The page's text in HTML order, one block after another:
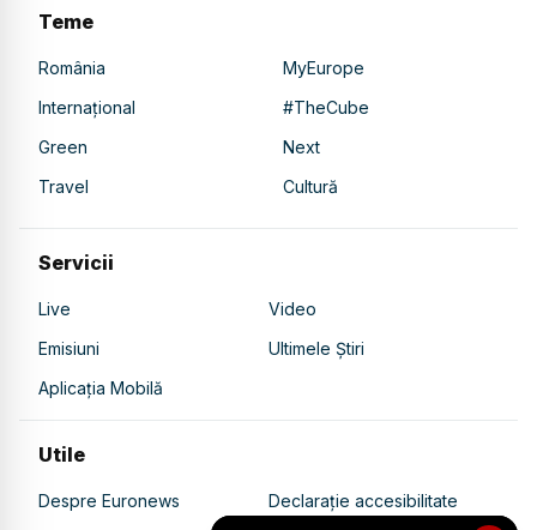
Teme
România
MyEurope
Internațional
#TheCube
Green
Next
Travel
Cultură
Servicii
Live
Video
Emisiuni
Ultimele Știri
Aplicația Mobilă
Utile
Despre Euronews Declarație accesibilitate